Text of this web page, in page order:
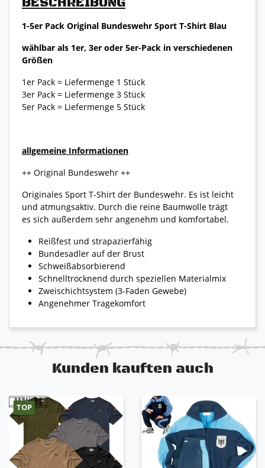
1-5er Pack Original Bundeswehr Sport T-Shirt Blau
wählbar als 1er, 3er oder 5er-Pack in verschiedenen
Größen
1er Pack = Liefermenge 1 Stück
3er Pack = Liefermenge 3 Stück
5er Pack = Liefermenge 5 Stück
allgemeine Informationen
++ Original Bundeswehr ++
Originales Sport T-Shirt der Bundeswehr. Es ist leicht
und atmungsaktiv. Durch die reine Baumwolle trägt
es sich außerdem sehr angenehm und komfortabel.
Reißfest und strapazierfähig
Bundesadler auf der Brust
Schweißabsorbierend
Schnelltrocknend durch speziellen Materialmix
Zweischichtsystem (3-Faden Gewebe)
Angenehmer Tragekomfort
Kunden kauften auch
TOP